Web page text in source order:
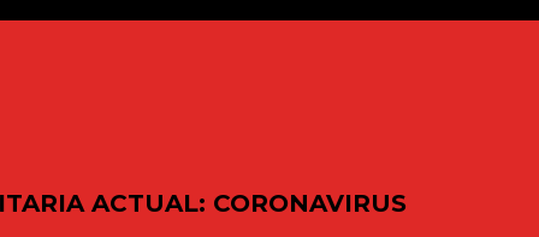
ACTUAL: CORONAVIRUS